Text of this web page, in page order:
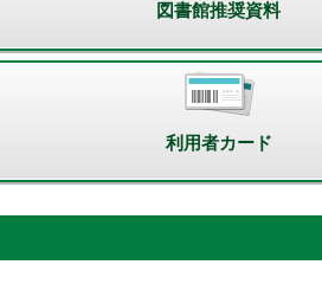
図書館推奨資料
利用者カード